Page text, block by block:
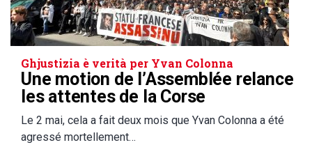
Ghjustizia è verità per Yvan Colonna
Une motion de l’Assemblée relance
les attentes de la Corse
Le 2 mai, cela a fait deux mois que Yvan Colonna a été
agressé mortellement…